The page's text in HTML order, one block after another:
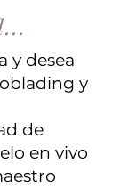
y desea
y
de
en vivo